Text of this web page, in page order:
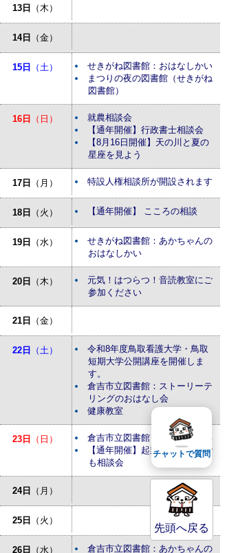
13日 （木）
14日 （金）
15日 （土）
せきがね図書館：おはなしかい
まつりの夜の図書館（せきがね
図書館）
16日 （日）
就農相談会
【通年開催】行政書士相談会
【8月16日開催】天の川と夏の
星座を見よう
17日 （月） 特設人権相談所が開設されます
18日 （火） 【通年開催】 こころの相談
19日 （水）
せきがね図書館：あかちゃんの
おはなしかい
20日 （木）
元気！はつらつ！音読教室にご
参加ください
21日 （金）
22日 （土）
令和8年度鳥取看護大学・鳥取
短期大学公開講座を開催しま
す。
倉吉市立図書館：ストーリーテ
リングのおはなし会
健康教室
23日 （日）
倉吉市立図書館：おはなしかい
【通年開催】起業・経営なんで
も相談会
24日 （月）
25日 （火）
26日 （水）
倉吉市立図書館：あかちゃんの
先頭へ戻る
チャットで質問